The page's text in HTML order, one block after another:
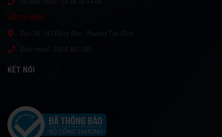
HỒ CHI MINH
Địa Chỉ:
147 Đồng Đen, Phường Tân Bình
Điện thoại: 0903.891.499
KẾT NỐI